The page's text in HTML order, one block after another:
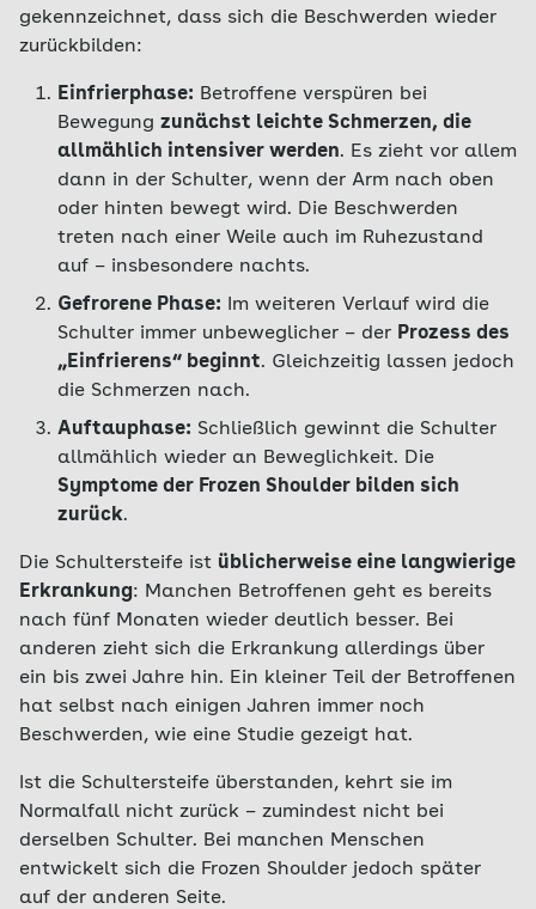
gekennzeichnet, dass sich die Beschwerden wieder
zurückbilden:
Einfrierphase: Betroffene verspüren bei
Bewegung zunächst leichte Schmerzen, die
allmählich intensiver werden. Es zieht vor allem
dann in der Schulter, wenn der Arm nach oben
oder hinten bewegt wird. Die Beschwerden
treten nach einer Weile auch im Ruhezustand
auf – insbesondere nachts.
Gefrorene Phase: Im weiteren Verlauf wird die
Schulter immer unbeweglicher – der Prozess des
„Einfrierens“ beginnt. Gleichzeitig lassen jedoch
die Schmerzen nach.
Auftauphase: Schließlich gewinnt die Schulter
allmählich wieder an Beweglichkeit. Die
Symptome der Frozen Shoulder bilden sich
zurück.
Die Schultersteife ist üblicherweise eine langwierige
Erkrankung: Manchen Betroffenen geht es bereits
nach fünf Monaten wieder deutlich besser. Bei
anderen zieht sich die Erkrankung allerdings über
ein bis zwei Jahre hin. Ein kleiner Teil der Betroffenen
hat selbst nach einigen Jahren immer noch
Beschwerden, wie eine Studie gezeigt hat.
Ist die Schultersteife überstanden, kehrt sie im
Normalfall nicht zurück – zumindest nicht bei
derselben Schulter. Bei manchen Menschen
entwickelt sich die Frozen Shoulder jedoch später
auf der anderen Seite.